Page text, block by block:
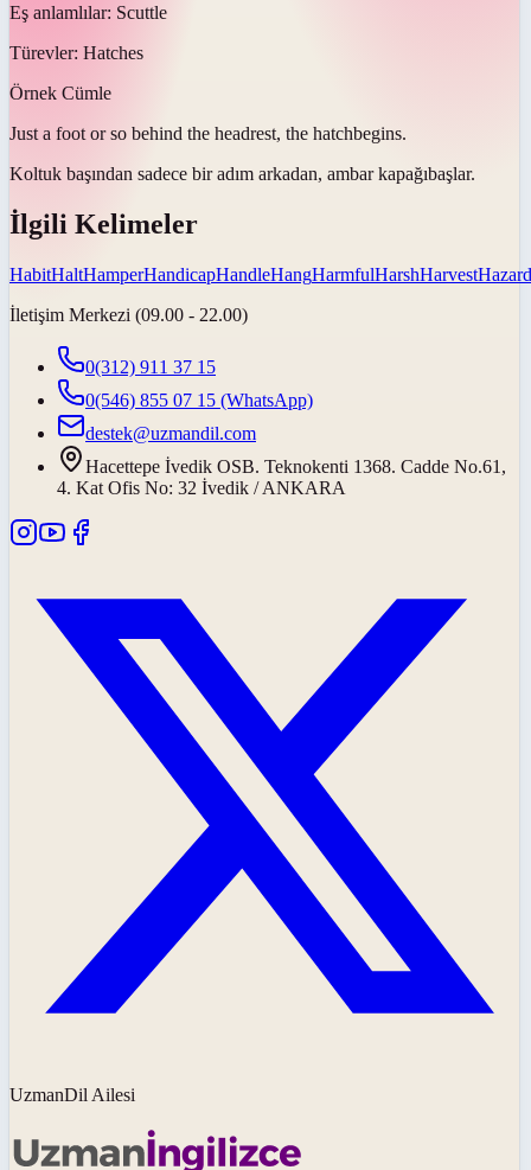
Eş anlamlılar: Scuttle
Türevler: Hatches
Örnek Cümle
Just a foot or so behind the headrest, the hatchbegins.
Koltuk başından sadece bir adım arkadan, ambar kapağıbaşlar.
İlgili Kelimeler
HabitHaltHamperHandicapHandleHangHarmfulHarshHarvestHazard
İletişim Merkezi (09.00 - 22.00)
0(312) 911 37 15
0(546) 855 07 15 (WhatsApp)
destek@uzmandil.com
Hacettepe İvedik OSB. Teknokenti 1368. Cadde No.61,
4. Kat Ofis No: 32 İvedik / ANKARA
UzmanDil Ailesi